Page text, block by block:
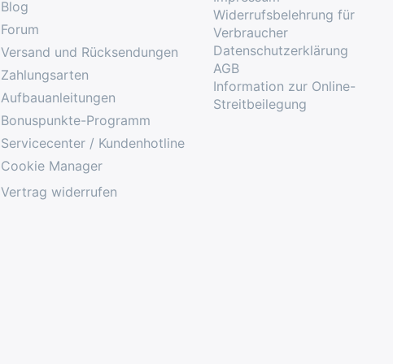
Blog
Forum
Versand und Rücksendungen
Zahlungsarten
Aufbauanleitungen
Bonuspunkte-Programm
Servicecenter / Kundenhotline
Cookie Manager
Vertrag widerrufen
Widerrufsbelehrung für
Verbraucher
Datenschutzerklärung
AGB
Information zur Online-
Streitbeilegung